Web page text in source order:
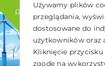
Używamy plików
przeglądania,
dostosowane do
użytkowników oraz
Kliknięcie przycisku
zgodę na
RODO